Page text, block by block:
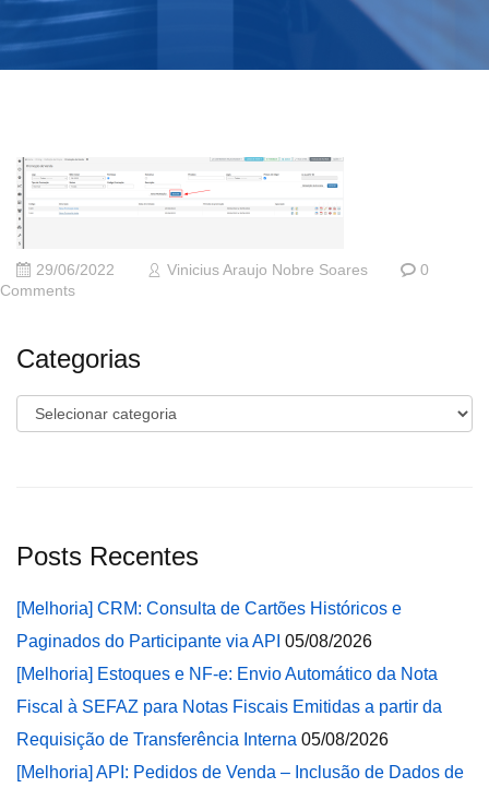
29/06/2022 Vinicius Araujo Nobre Soares
0
Comments
Categorias
Categorias
Posts Recentes
[Melhoria] CRM: Consulta de Cartões Históricos e
Paginados do Participante via API 05/08/2026
[Melhoria] Estoques e NF-e: Envio Automático da Nota
Fiscal à SEFAZ para Notas Fiscais Emitidas a partir da
Requisição de Transferência Interna 05/08/2026
[Melhoria] API: Pedidos de Venda – Inclusão de Dados de